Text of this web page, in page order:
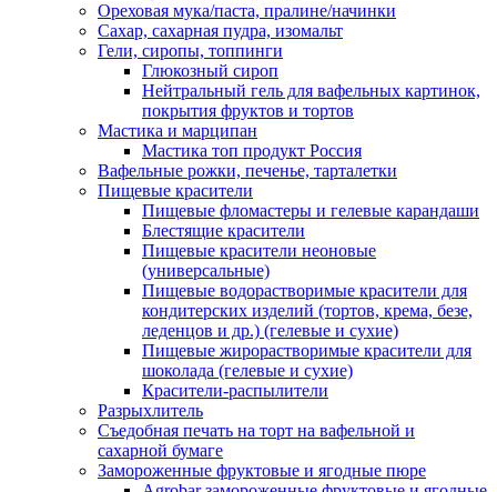
Ореховая мука/паста, пралине/начинки
Сахар, сахарная пудра, изомальт
Гели, сиропы, топпинги
Глюкозный сироп
Нейтральный гель для вафельных картинок,
покрытия фруктов и тортов
Мастика и марципан
Мастика топ продукт Россия
Вафельные рожки, печенье, тарталетки
Пищевые красители
Пищевые фломастеры и гелевые карандаши
Блестящие красители
Пищевые красители неоновые
(универсальные)
Пищевые водорастворимые красители для
кондитерских изделий (тортов, крема, безе,
леденцов и др.) (гелевые и сухие)
Пищевые жирорастворимые красители для
шоколада (гелевые и сухие)
Красители-распылители
Разрыхлитель
Съедобная печать на торт на вафельной и
сахарной бумаге
Замороженные фруктовые и ягодные пюре